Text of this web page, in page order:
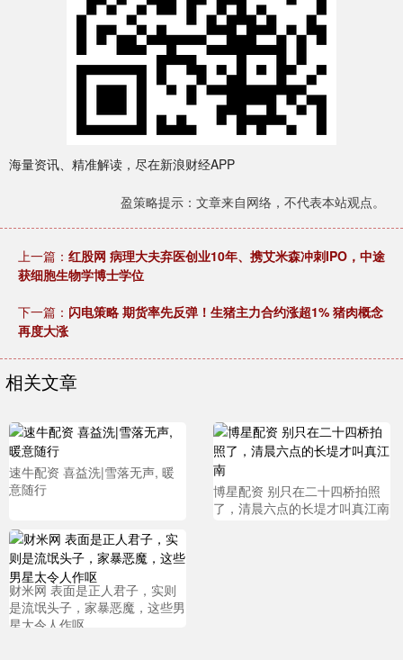
海量资讯、精准解读，尽在新浪财经APP
盈策略提示：文章来自网络，不代表本站观点。
上一篇： 红股网 病理大夫弃医创业10年、携艾米森冲刺IPO，中途
获细胞生物学博士学位
下一篇： 闪电策略 期货率先反弹！生猪主力合约涨超1% 猪肉概念
再度大涨
相关文章
速牛配资 喜益洗|雪落无声, 暖
意随行
博星配资 别只在二十四桥拍照
了，清晨六点的长堤才叫真江南
财米网 表面是正人君子，实则
是流氓头子，家暴恶魔，这些男
星太令人作呕